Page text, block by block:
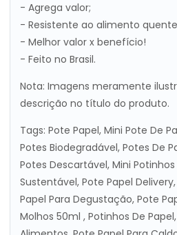
- Agrega valor;
- Resistente ao alimento
- Melhor valor x benefício!
- Feito no Brasil.
Nota: Imagens meramente
descrição no título do produto.
Tags: Pote Papel, Mini Pote De
Potes Biodegradável, Potes De
Potes Descartável, Mini
Sustentável, Pote Papel
Papel Para Degustação, Pote
Molhos 50ml , Potinhos De